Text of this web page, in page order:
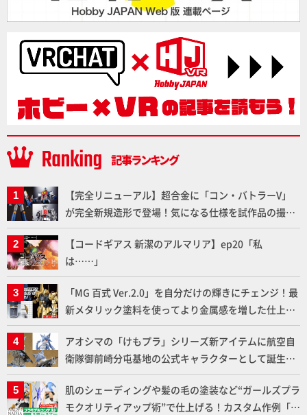
【完全リニューアル】超合金に「コン・バトラーV」
が完全新規造形で登場！気になる仕様を試作品の撮り
下ろしでご紹介!!さらに「大鉄人17」＆「ワンエイ
ト」セット情報もお届け！【超合金の魂】
【コードギアス 新潔のアルマリア】ep20「私
は……」
「MG 百式 Ver.2.0」を自分だけの輝きにチェンジ！最
新メタリック塗料を使ってより金属感を増した仕上が
りに!!【試し読み】
アオシマの「けもプラ」シリーズ新アイテムに航空自
衛隊御前崎分屯基地の公式キャラクターとして誕生し
た「おまねこ」が着任！けもプラ公式サイト限定版と
通常版の2ラインで発売！
肌のシェーディングや髪の毛の塗装など“ガールズプラ
モクオリティアップ術”で仕上げる！カスタム作例「白